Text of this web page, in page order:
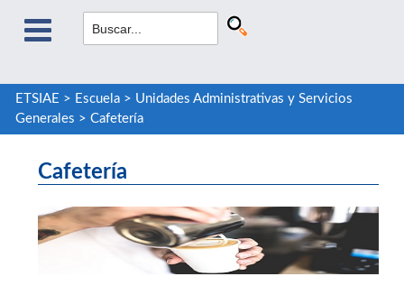
ETSIAE > Escuela> Unidades Administrativas y Servicios
Generales > Cafetería
Cafetería